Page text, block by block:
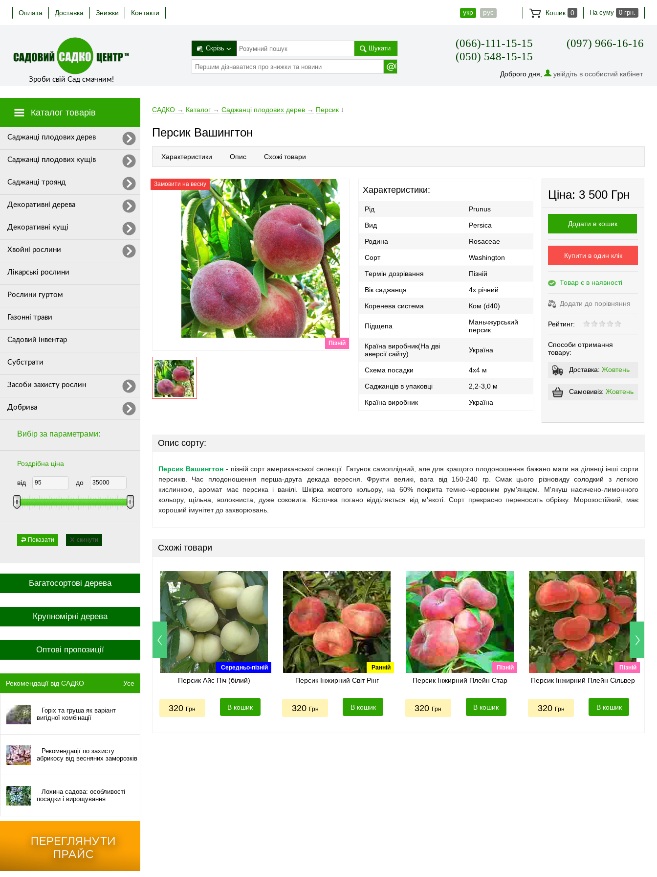
Оплата Доставка Знижки Контакти укр рус Кошик 0 На суму 0 грн.
Зроби свій Сад смачним!
Скрізь Шукати
(066)-111-15-15
(050) 548-15-15
(097) 966-16-16
Доброго дня, увійдіть в особистий кабінет
Каталог товарів
Cаджанці плодових дерев
Саджанці плодових кущів
Саджанці троянд
Декоративні дерева
Декоративні кущі
Хвойні рослини
Лікарські рослини
Рослини гуртом
Газонні трави
Садовий інвентар
Субстрати
Засоби захисту рослин
Добрива
Багатосортові дерева
Крупномірні дерева
Оптові пропозиції
Рекомендації від САДКО Усе
Горіх та груша як варіант
вигідної комбінації
Рекомендації по захисту
абрикосу від весняних заморозків
Лохина садова: особливості
посадки і вирощування
Вибір за параметрами:
Роздрібна ціна
від до
Показати скинути
САДКО → Каталог → Cаджанці плодових дерев → Персик ↓
Персик Вашингтон
Характеристики Опис Схожі товари
Замовити на весну
Пізній
Характеристики:
Рід Prunus
Вид Persica
Родина Rosaceae
Сорт Washington
Термін дозрівання Пізній
Вік саджанця 4х річний
Коренева система Ком (d40)
Підщепа
Маньчжурський
персик
Країна виробник(На дві
аверсії сайту)
Україна
Схема посадки 4x4 м
Саджанців в упаковці 2,2-3,0 м
Країна виробник Україна
Ціна: 3 500 Грн
Додати в кошик
Купити в один клік
Товар є в наявності
Додати до порівняння
Рейтинг:
Способи отримання
товару:
Доставка: Жовтень
Самовивіз: Жовтень
Опис сорту:
Персик Вашингтон- пізній сорт американської селекції. Гатунок самоплідний, але для кращого плодоношення бажано мати на ділянці інші сорти
персиків. Час плодоношення перша-друга декада вересня. Фрукти великі, вага від 150-240 гр. Смак цього різновиду солодкий з легкою
кислинкою, аромат має персика і ванілі. Шкірка жовтого кольору, на 60% покрита темно-червоним рум'янцем. М'якуш насичено-лимонного
кольору, щільна, волокниста, дуже соковита. Кісточка погано відділяється від м'якоті. Сорт прекрасно переносить обрізку. Морозостійкий, має
хороший імунітет до захворювань.
Схожі товари
Середньо-пізній
Персик Айс Піч (білий)
320 Грн В кошик
Ранній
Персик Інжирний Світ Рінг
320 Грн В кошик
Пізній
Персик Інжирний Плейн Стар
320 Грн В кошик
Пізній
Персик Інжирний Плейн Сільвер
320 Грн В кошик